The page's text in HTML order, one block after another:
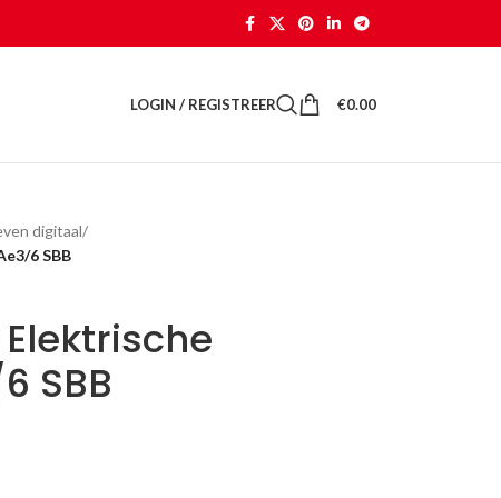
LOGIN / REGISTREER €0.00
digitaal/
6 SBB
SBB